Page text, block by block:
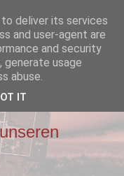
deliver its services
and user-agent are
and security
usage
abuse.
IT